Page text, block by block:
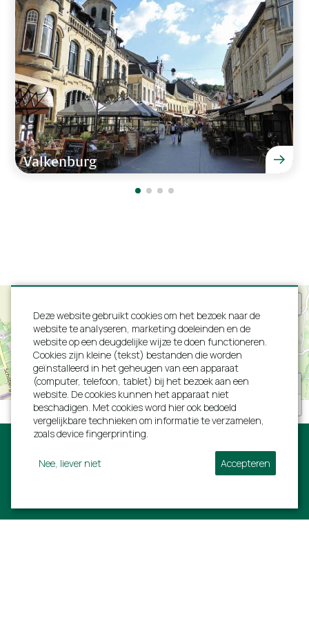
Overhead projector met scherm
Flipover met stiften
Ligging
Dichtbij stad
Dichtbij supermarkt
Landelijk
Valkenburg
Deze website gebruikt cookies om het bezoek naar de
website te analyseren, marketing doeleinden en de
website op een deugdelijke wijze te doen functioneren.
Cookies zijn kleine (tekst) bestanden die worden
geïnstalleerd in het geheugen van een apparaat
(computer, telefoon, tablet) bij het bezoek aan een
website. De cookies kunnen het apparaat niet
beschadigen. Met cookies word hier ook bedoeld
vergelijkbare technieken om informatie te verzamelen,
zoals device fingerprinting.
Nee, liever niet Accepteren